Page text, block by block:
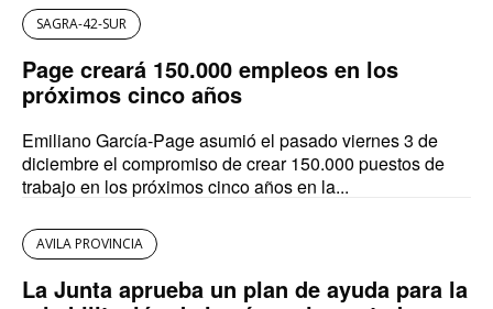
SAGRA-42-SUR
Page creará 150.000 empleos en los
próximos cinco años
Emiliano García-Page asumió el pasado viernes 3 de
diciembre el compromiso de crear 150.000 puestos de
trabajo en los próximos cinco años en la...
AVILA PROVINCIA
La Junta aprueba un plan de ayuda para la